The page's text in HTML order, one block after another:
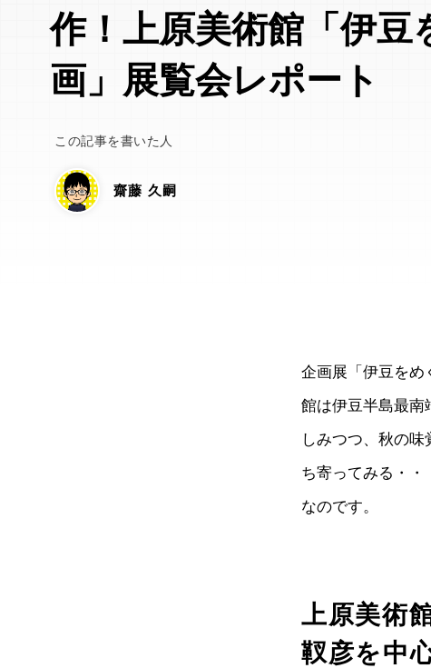
作！上原美術館「伊豆
画」展覧会レポート
この記事を書いた人
齋藤 久嗣
企画展「伊豆をめ
館は伊豆半島最南
しみつつ、秋の
ち寄ってみる・・
なのです。
上原美術
靫彦を中